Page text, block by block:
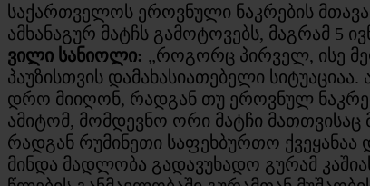
საქართველოს ეროვნული ნაკრების
ამხანაგურ მატჩს გამოტოვებს, მაგრამ 5
ვილი სანიოლი: „როგორც პირველ, ისე
პაუზისთვის დამახასიათებელი
დრო მიიღონ, რადგან თუ ეროვნულ
ამიტომ, მომდევნო ორი მატჩი
რადგან რუმინეთი საფეხბურთო
მინდა მადლობა გადავუხადო გურამ